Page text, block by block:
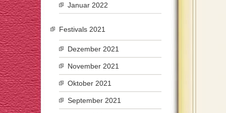
Januar 2022
Festivals 2021
Dezember 2021
November 2021
Oktober 2021
September 2021